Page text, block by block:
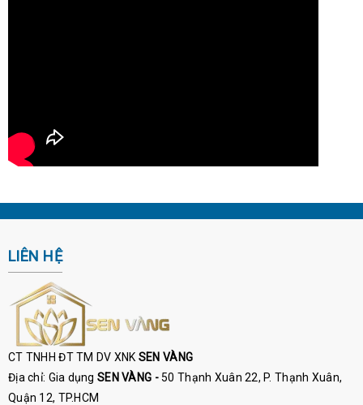
LIÊN HỆ
CT TNHH ĐT TM DV XNK SEN VÀNG
Địa chỉ: Gia dụngSEN VÀNG -50 Thạnh Xuân 22, P. Thạnh Xuân,
Quận 12, TP.HCM